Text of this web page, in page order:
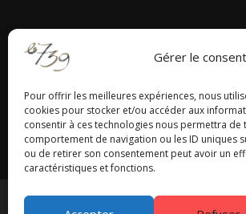
Gérer le
Pour offrir les meilleures expériences, nous
cookies pour stocker et/ou accéder aux
consentir à ces technologies nous permettra
comportement de navigation ou les ID uniques
ou de retirer son consentement peut avoir un
caractéristiques et fonctions.